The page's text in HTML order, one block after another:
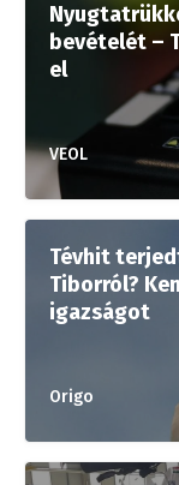
bevételét –
el
VEOL
Tévhit
Tiborról?
igazságot
Origo